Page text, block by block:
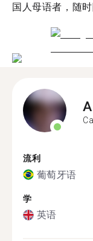
国人母语者，随
流利
葡萄牙语
学
英语